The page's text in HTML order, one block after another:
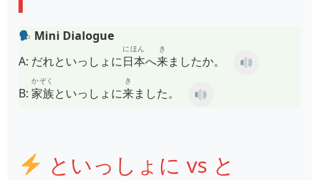
Mini Dialogue
A: だれといっしょに日本
にほん
へ来
き
ましたか。
B: 家族
かぞく
といっしょに来
き
ました。
といっしょに vs と